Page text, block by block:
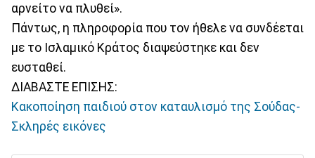
αρνείτο να πλυθεί».
Πάντως, η πληροφορία που τον ήθελε να συνδέεται
με το Ισλαμικό Κράτος διαψεύστηκε και δεν
ευσταθεί.
ΔΙΑΒΑΣΤΕ ΕΠΙΣΗΣ:
Κακοποίηση παιδιού στον καταυλισμό της Σούδας-
Σκληρές εικόνες